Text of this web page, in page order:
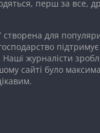
перш за все,
створена для
Наші журналісти
сайті було